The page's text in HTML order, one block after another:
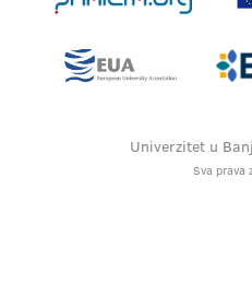
Univerzitet u
Sva prava